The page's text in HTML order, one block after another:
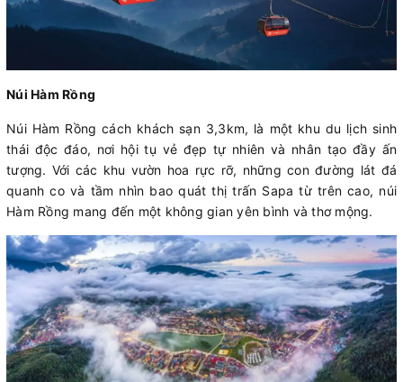
Núi Hàm Rồng
Núi Hàm Rồng cách khách sạn 3,3km, là một khu du lịch sinh
thái độc đáo, nơi hội tụ vẻ đẹp tự nhiên và nhân tạo đầy ấn
tượng. Với các khu vườn hoa rực rỡ, những con đường lát đá
quanh co và tầm nhìn bao quát thị trấn Sapa từ trên cao, núi
Hàm Rồng mang đến một không gian yên bình và thơ mộng.